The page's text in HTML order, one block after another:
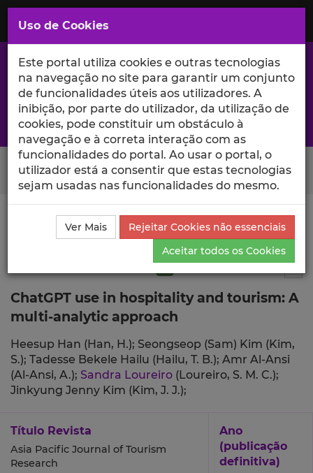
Saltar
para
Conteúdo
Principal
A excelência da investigação e ciência no Iscte
Search Button
Ciência_Iscte Publicações
Descrição Detalhada da
Publicação
ChatGPT use in hospitality and tourism: A
multi-analytic approach
Heesup Han (Han, H.); Seongseop (Sam) Kim (Kim,
S.); Tadesse Bekele Hailu (Hailu, T. B.); Amr Al-Ansi
(Al-Ansi, A.); Sandra Loureiro (Loureiro, S. M. C.);
Jinkyung Jenny Kim (Kim, J. J.);
Título Revista
Asia Pacific Journal of Tourism
Research
Ano
(publicação
definitiva)
Uso de Cookies
Este portal utiliza cookies e outras tecnologias
na navegação no site para garantir um conjunto
de funcionalidades úteis aos utilizadores. A
inibição, por parte do utilizador, da utilização de
cookies, pode constituir um obstáculo à
navegação e à correta interação com as
funcionalidades do portal. Ao usar o portal, o
utilizador está a consentir que estas tecnologias
sejam usadas nas funcionalidades do mesmo.
Ver Mais
Rejeitar Cookies não essenciais
Aceitar todos os Cookies